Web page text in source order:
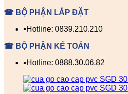
☎ BỘ PHẬN LẮP ĐẶT
▪️Hotline: 0839.210.210
☎ BỘ PHẬN KẾ TOÁN
▪️Hotline: 0888.30.06.82